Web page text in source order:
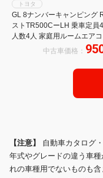
トヨタ
GL 8ナンバーキャンピング
ストTR500CーLH 乗車定員
人数4人 家庭用ルームエアコ
クベッド ソファー ベッド
シンク 給排水タンク シュー
中古車価格：
【注意】 自動車カタログ
年式やグレードの違う車
れの車種用でないものも